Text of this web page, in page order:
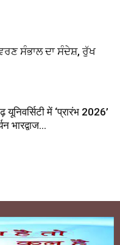
ਸੰਭਾਲ ਦਾ ਸੰਦੇਸ਼, ਰੁੱਖ
में ‘प्रारंभ 2026’
भारद्वाज...